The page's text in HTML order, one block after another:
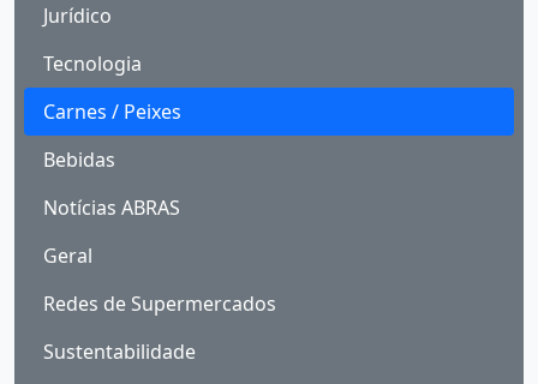
Jurídico
Tecnologia
Carnes / Peixes
Bebidas
Notícias ABRAS
Geral
Redes de Supermercados
Sustentabilidade